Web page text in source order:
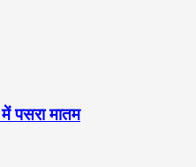
पसरा मातम